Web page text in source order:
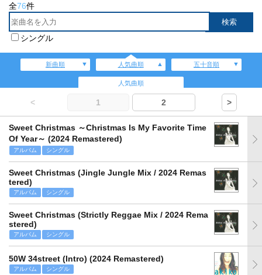
全76件
シングル
新曲順 人気曲順 五十音順
人気曲順
< 1 2 >
Sweet Christmas ～Christmas Is My Favorite Time
Of Year～ (2024 Remastered)
アルバム シングル
Sweet Christmas (Jingle Jungle Mix / 2024 Remas
tered)
アルバム シングル
Sweet Christmas (Strictly Reggae Mix / 2024 Rema
stered)
アルバム シングル
50W 34street (Intro) (2024 Remastered)
アルバム シングル